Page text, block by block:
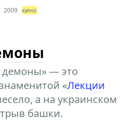
2009 кино
— это
«Лекции
а на украинском
башки.